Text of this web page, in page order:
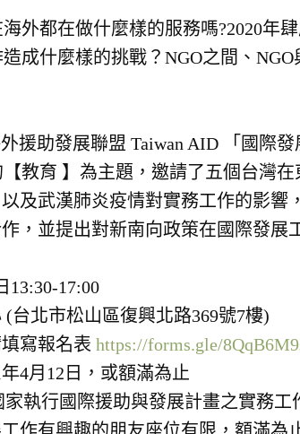
外都在做什麼樣的服務嗎?2020年
成什麼樣的挑戰？NGO之間、
援助發展聯盟 Taiwan AID 「國際
教育 】為主題，邀請了五個台灣
及武漢肺炎疫情對實務工作的影響
，並提出對新南向政策在國際發展
13:30-17:00
台北市松山區復興北路369號7樓)
寫報名表 https://forms.gle/
4月12日，或額滿為止
執行國際援助與發展計畫之實務